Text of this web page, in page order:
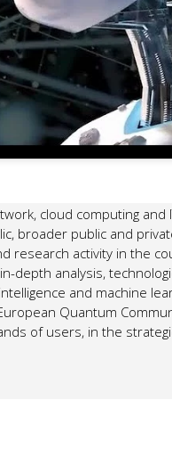
cloud computing
broader public and
research activity in the
depth analysis,
and machine
Quantum
of users, in the